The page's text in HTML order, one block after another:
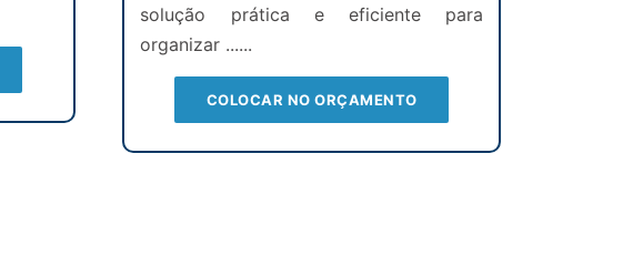
solução prática e eficiente para
organizar ......
COLOCAR NO ORÇAMENTO